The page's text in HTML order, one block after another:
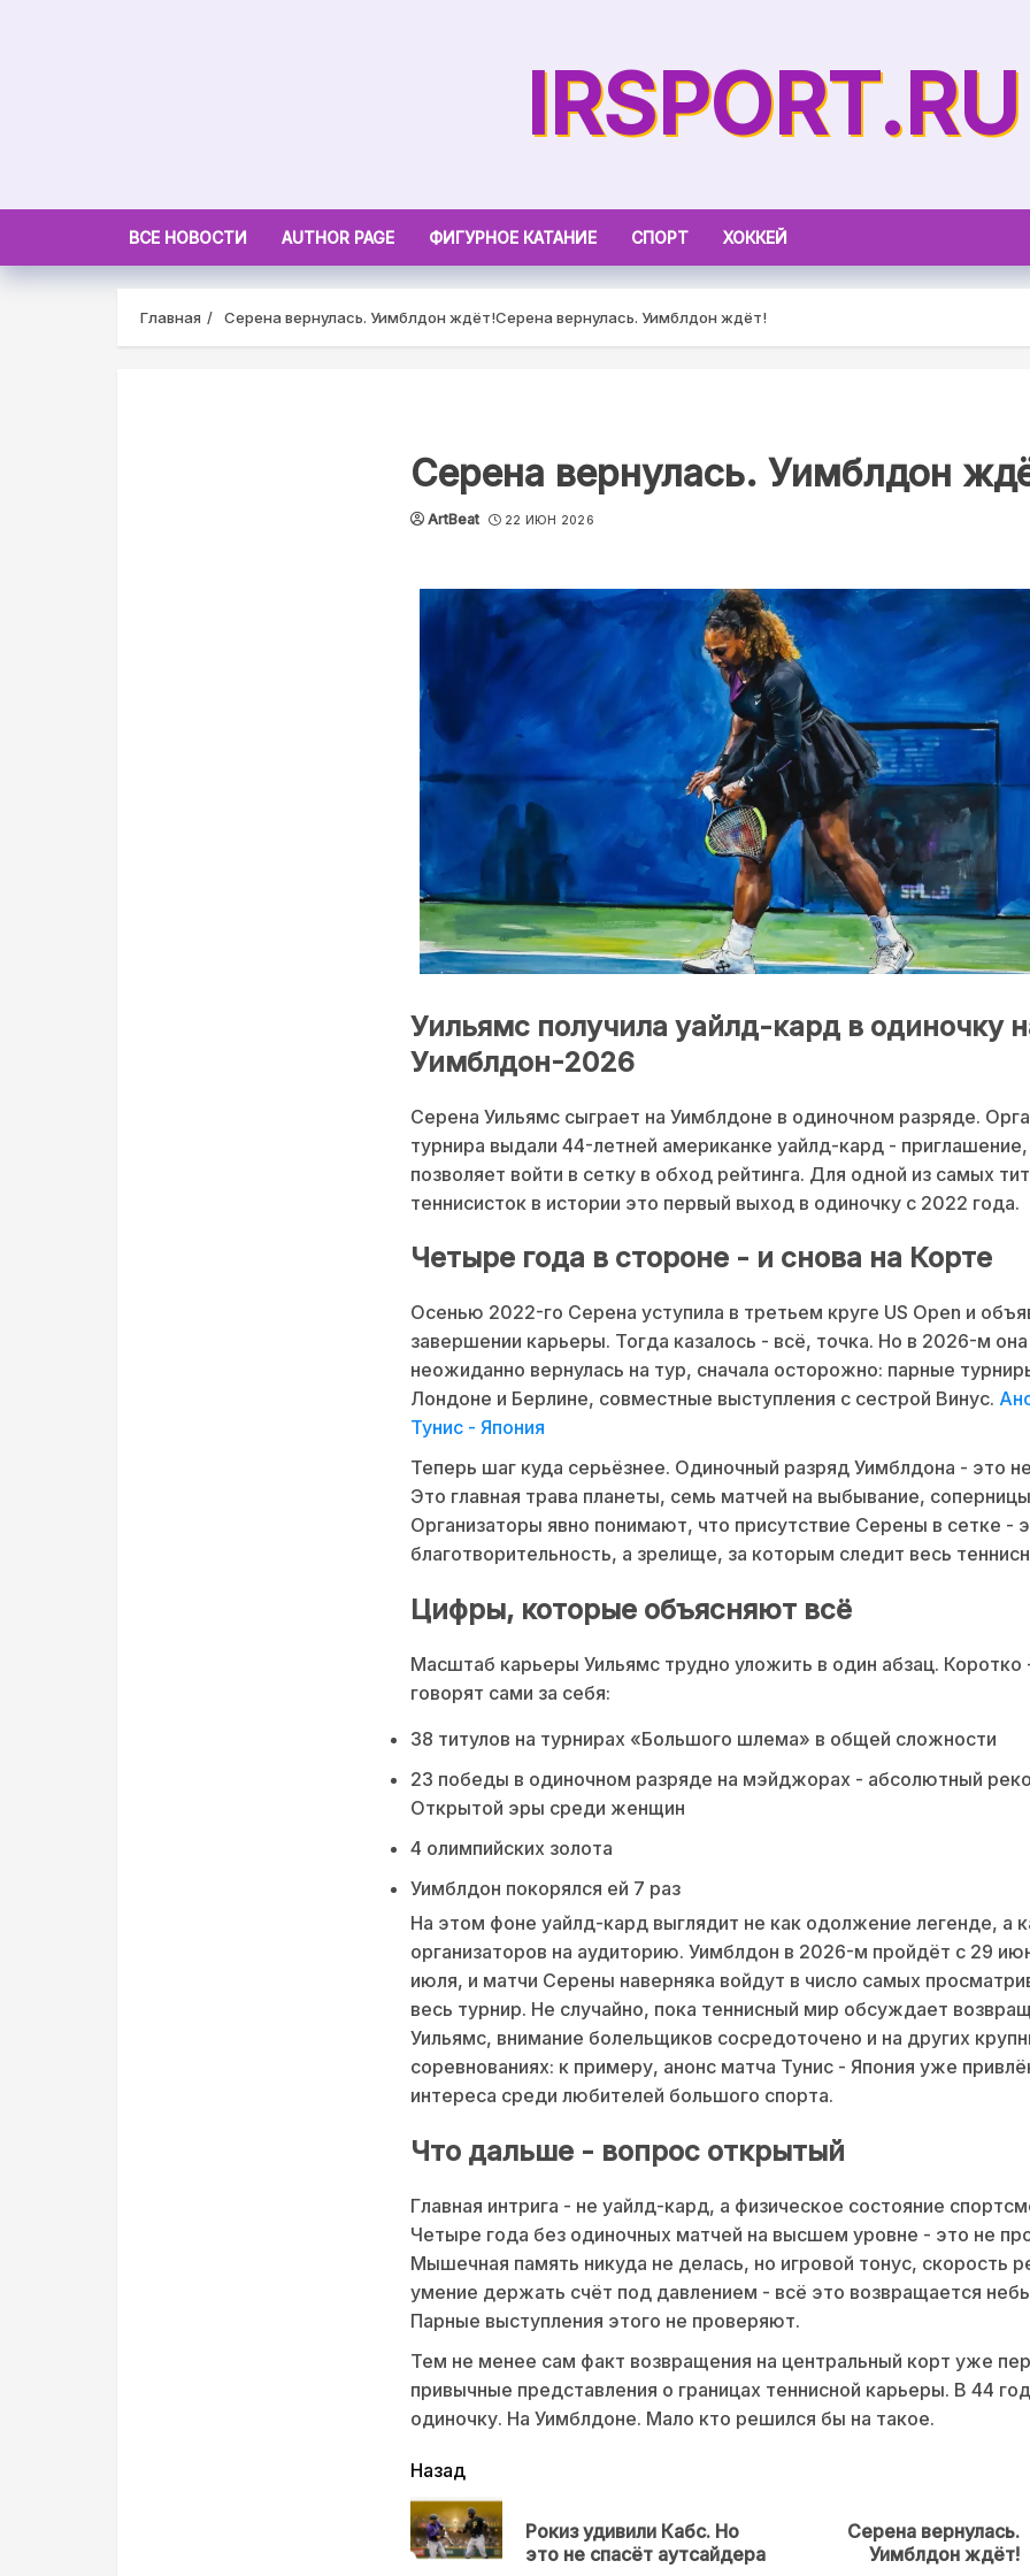
IRSPORT.RU
ВСЕ НОВОСТИ AUTHOR PAGE ФИГУРНОЕ КАТАНИЕ СПОРТ ХОККЕЙ
Главная Серена вернулась. Уимблдон ждёт!Серена вернулась. Уимблдон ждёт!
Серена вернулась. Уимблдон
ArtBeat 22 ИЮН 2026
Уильямс получила уайлд-кард в одиночку
Уимблдон-2026
Серена Уильямс сыграет на Уимблдоне в одиночном разряде.
турнира выдали 44-летней американке уайлд-кард -
позволяет войти в сетку в обход рейтинга. Для одной из самых
теннисисток в истории это первый выход в одиночку с 2022 года.
Четыре года в стороне - и снова на Корте
Осенью 2022-го Серена уступила в третьем круге US Open и
завершении карьеры. Тогда казалось - всё, точка. Но в 2026-м она
неожиданно вернулась на тур, сначала осторожно: парные
Лондоне и Берлине, совместные выступления с сестрой Винус.
Тунис - Япония
Теперь шаг куда серьёзнее. Одиночный разряд Уимблдона - это
Это главная трава планеты, семь матчей на выбывание,
Организаторы явно понимают, что присутствие Серены в сетке -
благотворительность, а зрелище, за которым следит весь
Цифры, которые объясняют всё
Масштаб карьеры Уильямс трудно уложить в один абзац.
говорят сами за себя:
38 титулов на турнирах «Большого шлема» в общей сложности
23 победы в одиночном разряде на мэйджорах - абсолютный
Открытой эры среди женщин
4 олимпийских золота
Уимблдон покорялся ей 7 раз
На этом фоне уайлд-кард выглядит не как одолжение легенде, а
организаторов на аудиторию. Уимблдон в 2026-м пройдёт с 29
июля, и матчи Серены наверняка войдут в число самых
весь турнир. Не случайно, пока теннисный мир обсуждает
Уильямс, внимание болельщиков сосредоточено и на других
соревнованиях: к примеру, анонс матча Тунис - Япония уже
интереса среди любителей большого спорта.
Что дальше - вопрос открытый
Главная интрига - не уайлд-кард, а физическое состояние
Четыре года без одиночных матчей на высшем уровне - это не
Мышечная память никуда не делась, но игровой тонус, скорость
умение держать счёт под давлением - всё это возвращается
Парные выступления этого не проверяют.
Тем не менее сам факт возвращения на центральный корт уже
привычные представления о границах теннисной карьеры. В 44
одиночку. На Уимблдоне. Мало кто решился бы на такое.
читать
еще
Назад
Предыдущая
Рокиз удивили Кабс. Но
это не спасёт аутсайдера
Серена вернулась.
Уимблдон ждёт!